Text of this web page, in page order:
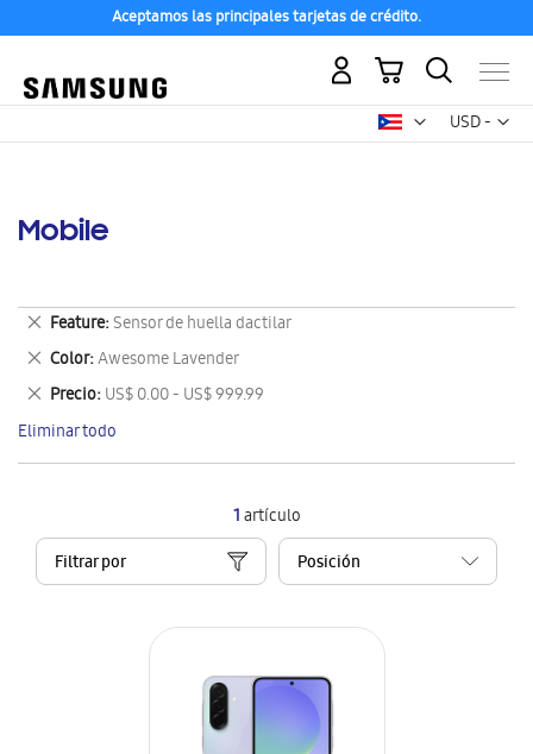
Aceptamos las principales tarjetas de crédito.
USD -
dólar
Mi carrito
Mobile
1artículo
Filtrar por
Feature Sensor de huella dactilar
Eliminar
este
artículo
Color Awesome Lavender
Eliminar
este
artículo
Precio US$ 0.00 - US$ 999.99
Eliminar
este
artículo
Eliminar todo